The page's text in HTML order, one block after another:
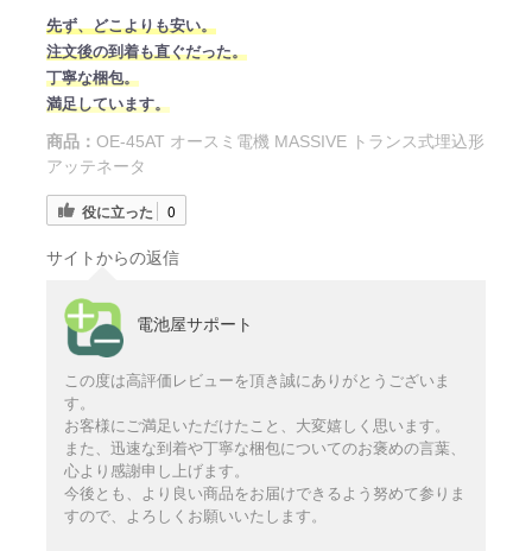
先ず、どこよりも安い。
注文後の到着も直ぐだった。
丁寧な梱包。
満足しています。
商品： OE-45AT オースミ電機 MASSIVE トランス式埋込形
アッテネータ
役に立った 0
サイトからの返信
電池屋サポート
この度は高評価レビューを頂き誠にありがとうございま
す。
お客様にご満足いただけたこと、大変嬉しく思います。
また、迅速な到着や丁寧な梱包についてのお褒めの言葉、
心より感謝申し上げます。
今後とも、より良い商品をお届けできるよう努めて参りま
すので、よろしくお願いいたします。